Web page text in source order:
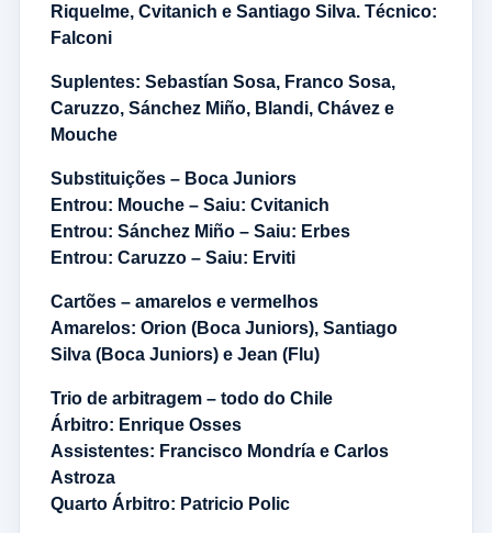
Riquelme, Cvitanich e Santiago Silva. Técnico:
Falconi
Suplentes: Sebastían Sosa, Franco Sosa,
Caruzzo, Sánchez Miño, Blandi, Chávez e
Mouche
Substituições – Boca Juniors
Entrou: Mouche – Saiu: Cvitanich
Entrou: Sánchez Miño – Saiu: Erbes
Entrou: Caruzzo – Saiu: Erviti
Cartões – amarelos e vermelhos
Amarelos: Orion (Boca Juniors), Santiago
Silva (Boca Juniors) e Jean (Flu)
Trio de arbitragem – todo do Chile
Árbitro: Enrique Osses
Assistentes: Francisco Mondría e Carlos
Astroza
Quarto Árbitro: Patricio Polic